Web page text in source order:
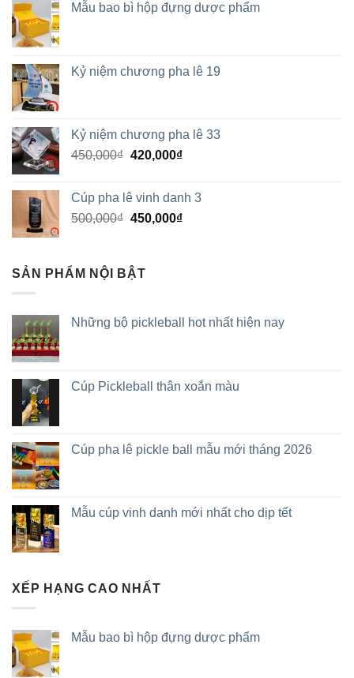
Mẫu bao bì hộp đựng dược phẩm
Kỷ niệm chương pha lê 19
Kỷ niệm chương pha lê 33
450,000₫ 420,000₫
Cúp pha lê vinh danh 3
500,000₫ 450,000₫
SẢN PHẨM NỘI BẬT
Những bộ pickleball hot nhất hiện nay
Cúp Pickleball thân xoắn màu
Cúp pha lê pickle ball mẫu mới tháng 2026
Mẫu cúp vinh danh mới nhất cho dịp tết
XẾP HẠNG CAO NHẤT
Mẫu bao bì hộp đựng dược phẩm